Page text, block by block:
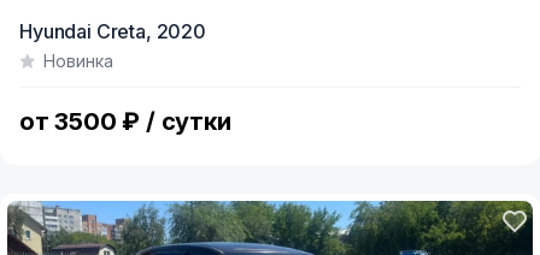
of
Hyundai Creta, 2020
Новинка
от 3500 ₽ / сутки